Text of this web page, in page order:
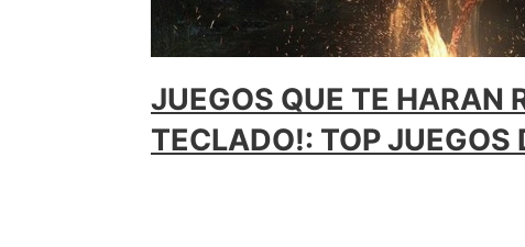
JUEGOS QUE TE HARAN
TECLADO!: TOP JUEGOS